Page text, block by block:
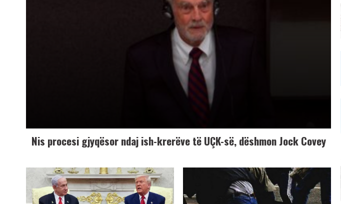
Nis procesi gjyqësor ndaj ish-krerëve të UÇK-së, dëshmon Jock Covey